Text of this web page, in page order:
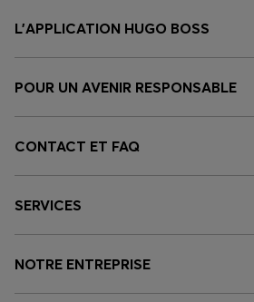
L’APPLICATION HUGO BOSS
POUR UN AVENIR RESPONSABLE
CONTACT ET FAQ
SERVICES
NOTRE ENTREPRISE